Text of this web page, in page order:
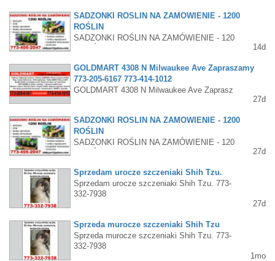
SADZONKI ROŚLIN NA ZAMÓWIENIE - 1200
ROŚLIN
SADZONKI ROŚLIN NA ZAMÓWIENIE - 120
e drzewa owocowe drzewa ozdobne rośliny e
gzotyczne i tropikalne doniczkowe i donicow
e 773-406-2047 zibbysz1@yahoo.com
14d
GOLDMART 4308 N Milwaukee Ave Zapraszamy
773-205-6167 773-414-1012
GOLDMART 4308 N Milwaukee Ave Zaprasz
27d
SADZONKI ROŚLIN NA ZAMÓWIENIE - 1200
ROŚLIN
SADZONKI ROŚLIN NA ZAMÓWIENIE - 120
e drzewa owocowe drzewa ozdobne rośliny e
gzotyczne i tropikalne doniczkowe i donicow
e 773-406-2047 zibbysz1@yahoo.com
27d
Sprzedam urocze szczeniaki Shih Tzu.
Sprzedam urocze szczeniaki Shih Tzu. 773-
332-7938
27d
Sprzeda murocze szczeniaki Shih Tzu
Sprzeda murocze szczeniaki Shih Tzu. 773-
332-7938
1mo